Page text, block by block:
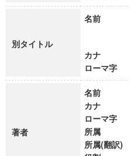
別タイトル
名前
カナ
ローマ字
著者
名前
カナ
ローマ字
所属
所属(翻訳)